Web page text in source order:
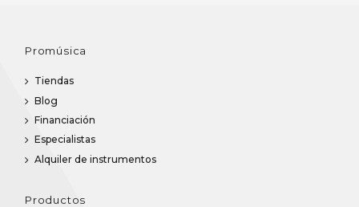
Promúsica
Tiendas
Blog
Financiación
Especialistas
Alquiler de instrumentos
Productos